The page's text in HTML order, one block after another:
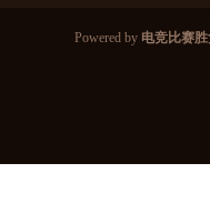
Powered by 电竞比赛